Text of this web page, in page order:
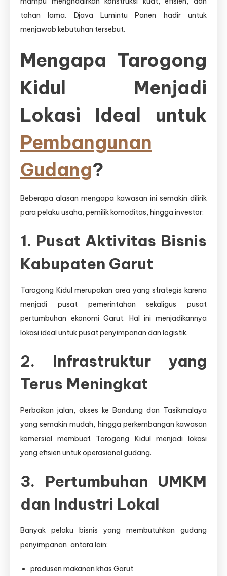
tahan lama. Djava Lumintu Panen hadir untuk
menjawab kebutuhan tersebut.
Mengapa Tarogong
Kidul Menjadi
Lokasi Ideal untuk
Pembangunan
Gudang?
Beberapa alasan mengapa kawasan ini semakin dilirik
para pelaku usaha, pemilik komoditas, hingga investor:
1. Pusat Aktivitas Bisnis
Kabupaten Garut
Tarogong Kidul merupakan area yang strategis karena
menjadi pusat pemerintahan sekaligus pusat
pertumbuhan ekonomi Garut. Hal ini menjadikannya
lokasi ideal untuk pusat penyimpanan dan logistik.
2. Infrastruktur yang
Terus Meningkat
Perbaikan jalan, akses ke Bandung dan Tasikmalaya
yang semakin mudah, hingga perkembangan kawasan
komersial membuat Tarogong Kidul menjadi lokasi
yang efisien untuk operasional gudang.
3. Pertumbuhan UMKM
dan Industri Lokal
Banyak pelaku bisnis yang membutuhkan gudang
penyimpanan, antara lain:
produsen makanan khas Garut